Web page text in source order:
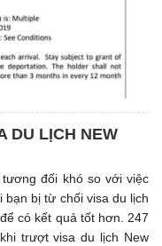
DU LỊCH NEW
đối khó so với việc
bị từ chối visa du lịch
có kết quả tốt hơn. 247
trượt visa du lịch New